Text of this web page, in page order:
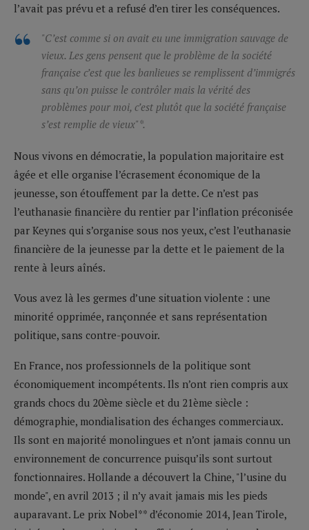
l’avait pas prévu et a refusé d’en tirer les conséquences.
"C’est comme si on avait eu une immigration sauvage de
vieux. Les gens pensent que le problème de la société
française c’est que les banlieues se remplissent d’immigrés
sans qu’on puisse le contrôler mais la vérité des
problèmes pour moi, c’est plutôt que la société française
s’est remplie de vieux"*.
Nous vivons en démocratie, la population majoritaire est
âgée et elle organise l’écrasement économique de la
jeunesse, son étouffement par la dette. Ce n’est pas
l’euthanasie financière du rentier par l’inflation préconisée
par Keynes qui s’organise sous nos yeux, c’est l’euthanasie
financière de la jeunesse par la dette et le paiement de la
rente à leurs aînés.
Vous avez là les germes d’une situation violente : une
minorité opprimée, rançonnée et sans représentation
politique, sans contre-pouvoir.
En France, nos professionnels de la politique sont
économiquement incompétents. Ils n’ont rien compris aux
grands chocs du 20ème siècle et du 21ème siècle :
démographie, mondialisation des échanges commerciaux.
Ils sont en majorité monolingues et n’ont jamais connu un
environnement de concurrence puisqu’ils sont surtout
fonctionnaires. Hollande a découvert la Chine, "l’usine du
monde", en avril 2013 ; il n’y avait jamais mis les pieds
auparavant. Le prix Nobel** d’économie 2014, Jean Tirole,